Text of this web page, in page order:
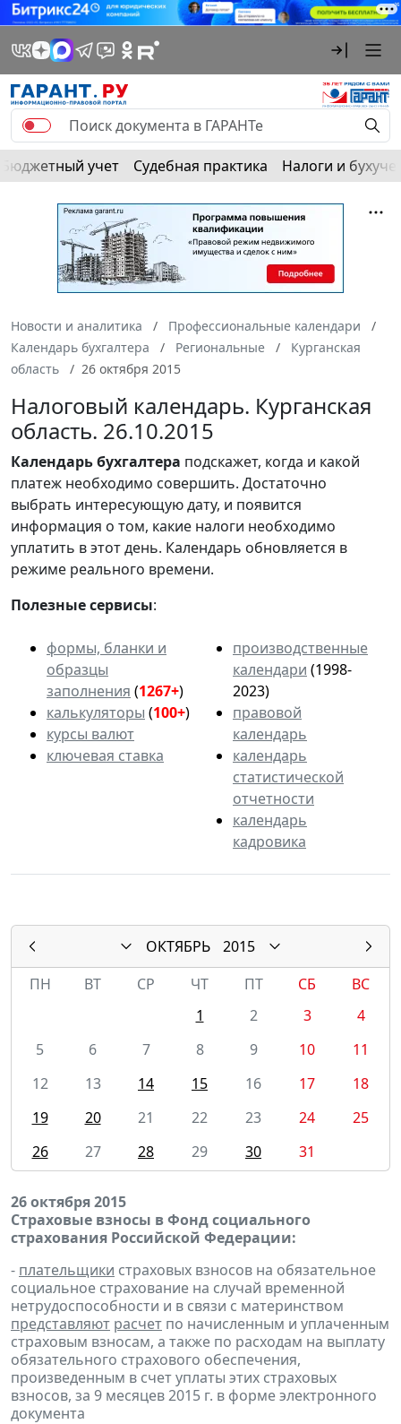
Бюджетный учет Судебная практика Налоги и
Новости и аналитика
Профессиональные календари
Календарь бухгалтера
Региональные
Курганская
область
26 октября 2015
Налоговый календарь. Курганская
область. 26.10.2015
Календарьбухгалтера подскажет, когда и какой
платеж необходимо совершить. Достаточно
выбрать интересующую дату, и появится
информация о том, какие налоги необходимо
уплатить в этот день. Календарь обновляется в
режиме реального времени.
Полезные сервисы:
формы, бланки и
образцы
заполнения (1267+)
калькуляторы (100+)
курсы валют
ключевая ставка
производственные
календари (1998-
2023)
правовой
календарь
календарь
статистической
отчетности
календарь
кадровика
ОКТЯБРЬ
2015
ПН
ВТ СР ЧТ ПТ СБ
ВС
1
2 3
4
5
6 7 8 9 10
11
12
13 14 15 16 17
18
19
20 21 22 23 24
25
26
27 28 29 30 31
26 октября 2015
Страховые взносы в Фонд социального
страхования Российской Федерации:
- плательщики страховых взносов на обязательное
социальное страхование на случай временной
нетрудоспособности и в связи с материнством
представляют расчет по начисленным и уплаченным
страховым взносам, а также по расходам на выплату
обязательного страхового обеспечения,
произведенным в счет уплаты этих страховых
взносов, за 9 месяцев 2015 г. в форме электронного
документа